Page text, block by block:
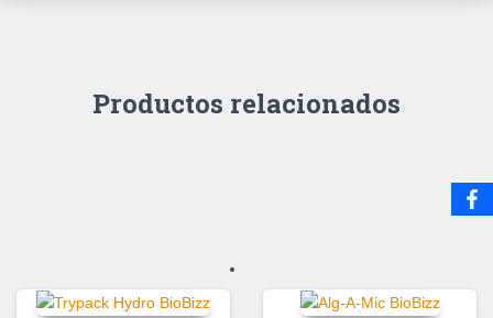
Productos relacionados